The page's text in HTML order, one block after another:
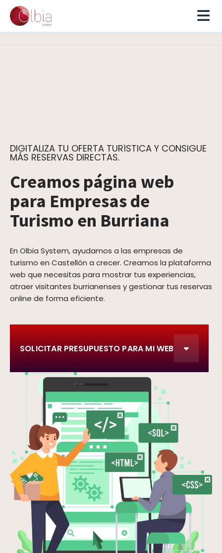
DIGITALIZA TU OFERTA TURÍSTICA Y CONSIGUE
MÁS RESERVAS DIRECTAS.
Creamos página web
para Empresas de
Turismo en Burriana
En Olbia System, ayudamos a las empresas de
turismo en Castellón a crecer. Creamos la plataforma
web que necesitas para mostrar tus experiencias,
atraer visitantes burrianenses y gestionar tus reservas
online de forma eficiente.
SOLICITAR PRESUPUESTO PARA MI WEB